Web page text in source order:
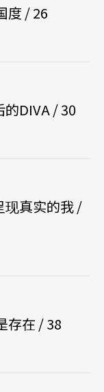
度 / 26
DIVA / 30
现真实的我 /
存在 / 38